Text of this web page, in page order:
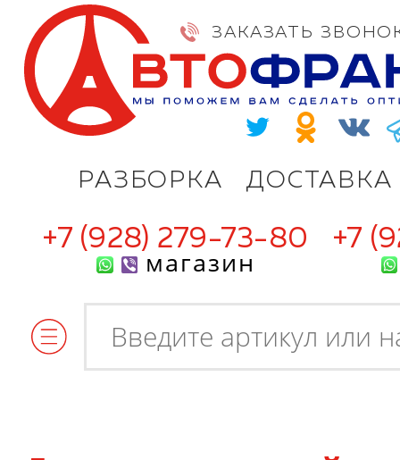
РАЗБОРКА ДОСТАВКА
ЗАКАЗАТЬ
+7 (928) 279-73-80
магазин
+7